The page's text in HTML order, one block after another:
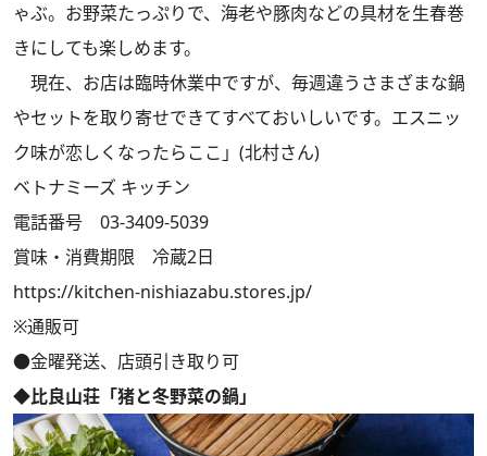
ゃぶ。お野菜たっぷりで、海老や豚肉などの具材を生春巻
きにしても楽しめます。
現在、お店は臨時休業中ですが、毎週違うさまざまな鍋
やセットを取り寄せできてすべておいしいです。エスニッ
ク味が恋しくなったらここ」(北村さん)
ベトナミーズ キッチン
電話番号 03-3409-5039
賞味・消費期限 冷蔵2日
https://kitchen-nishiazabu.stores.jp/
※通販可
●金曜発送、店頭引き取り可
◆比良山荘「猪と冬野菜の鍋」